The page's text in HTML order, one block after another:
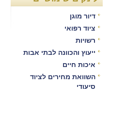
דיור מוגן
ציוד רפואי
רשויות
ייעוץ והכוונה לבתי אבות
איכות חיים
השוואת מחירים לציוד
סיעודי